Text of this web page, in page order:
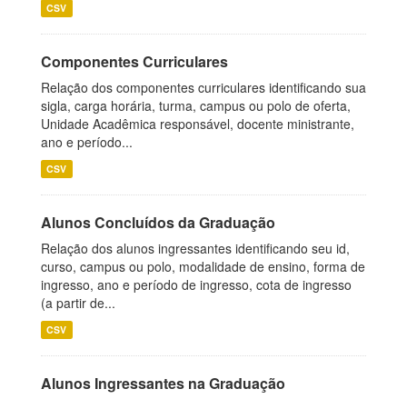
CSV
Componentes Curriculares
Relação dos componentes curriculares identificando sua
sigla, carga horária, turma, campus ou polo de oferta,
Unidade Acadêmica responsável, docente ministrante,
ano e período...
CSV
Alunos Concluídos da Graduação
Relação dos alunos ingressantes identificando seu id,
curso, campus ou polo, modalidade de ensino, forma de
ingresso, ano e período de ingresso, cota de ingresso
(a partir de...
CSV
Alunos Ingressantes na Graduação